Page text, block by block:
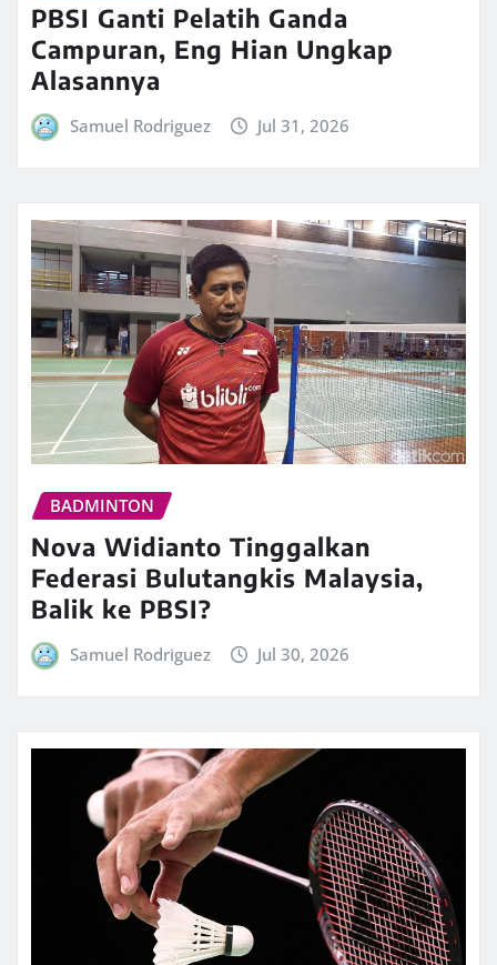
PBSI Ganti Pelatih Ganda
Campuran, Eng Hian Ungkap
Alasannya
Samuel Rodriguez Jul 31, 2026
BADMINTON
Nova Widianto Tinggalkan
Federasi Bulutangkis Malaysia,
Balik ke PBSI?
Samuel Rodriguez Jul 30, 2026